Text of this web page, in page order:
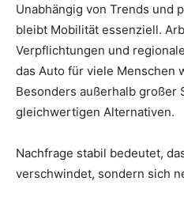
Unabhängig von Trends und
bleibt Mobilität essenziell.
Verpflichtungen und
das Auto für viele Menschen
Besonders außerhalb großer
gleichwertigen Alternativen.
Nachfrage stabil bedeutet,
verschwindet, sondern sich